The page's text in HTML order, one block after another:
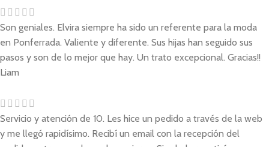
Son geniales. Elvira siempre ha sido un referente para la moda
en Ponferrada. Valiente y diferente. Sus hijas han seguido sus
pasos y son de lo mejor que hay. Un trato excepcional. Gracias!!
Liam
Servicio y atención de 10. Les hice un pedido a través de la web
y me llegó rapidísimo. Recibí un email con la recepción del